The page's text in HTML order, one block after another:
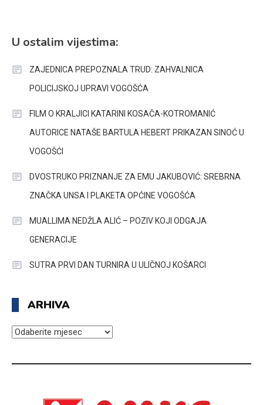
U ostalim vijestima:
ZAJEDNICA PREPOZNALA TRUD: ZAHVALNICA
POLICIJSKOJ UPRAVI VOGOŠĆA
FILM O KRALJICI KATARINI KOSAČA-KOTROMANIĆ
AUTORICE NATAŠE BARTULA HEBERT PRIKAZAN SINOĆ U
VOGOŠĆI
DVOSTRUKO PRIZNANJE ZA EMU JAKUBOVIĆ: SREBRNA
ZNAČKA UNSA I PLAKETA OPĆINE VOGOŠĆA
MUALLIMA NEDŽLA ALIĆ – POZIV KOJI ODGAJA
GENERACIJE
SUTRA PRVI DAN TURNIRA U ULIČNOJ KOŠARCI
ARHIVA
ARHIVA